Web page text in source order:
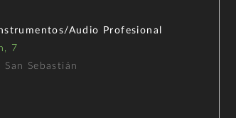
Audio Profesional
7
Sebastián